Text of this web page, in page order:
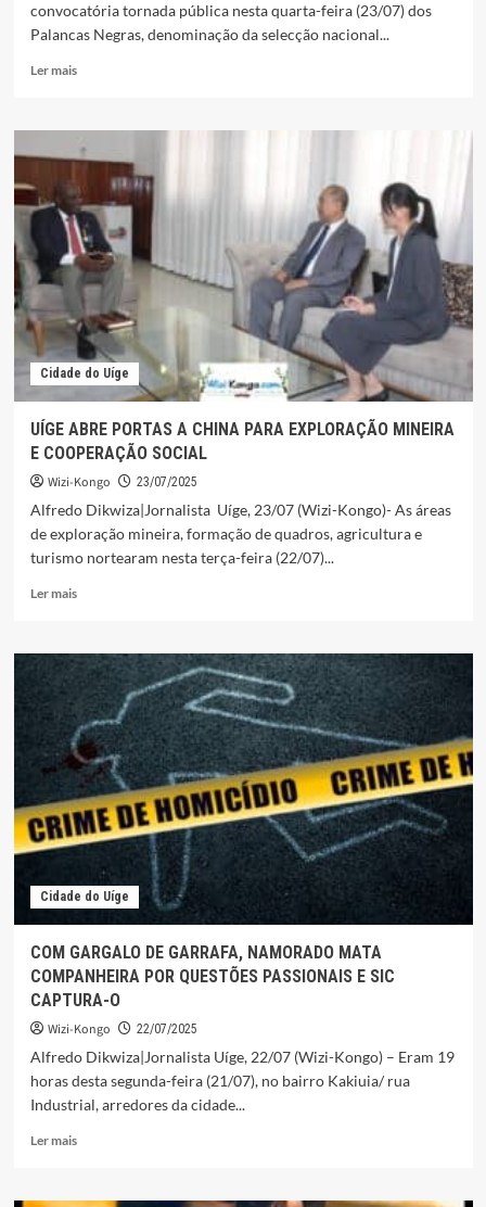
convocatória tornada pública nesta quarta-feira (23/07) dos
Palancas Negras, denominação da selecção nacional...
Ler maisLeia
“MAFUTA”,
AURA
UÍGE
NOS
RELVADOS
DO
CHAN
FRAGRÂNCIA
DO
CAFÉ
Cidade do Uíge
UÍGE ABRE PORTAS A CHINA PARA EXPLORAÇÃO MINEIRA
E COOPERAÇÃO SOCIAL
Wizi-Kongo 23/07/2025
Alfredo Dikwiza|Jornalista Uíge, 23/07 (Wizi-Kongo)- As áreas
de exploração mineira, formação de quadros, agricultura e
turismo nortearam nesta terça-feira (22/07)...
Ler maisLeia
UÍGE
ABRE
PORTAS
A
CHINA
PARA
EXPLORAÇÃO
MINEIRA
E
COOPERAÇÃO
Cidade do Uíge
COM GARGALO DE GARRAFA, NAMORADO MATA
COMPANHEIRA POR QUESTÕES PASSIONAIS E SIC
CAPTURA-O
Wizi-Kongo 22/07/2025
Alfredo Dikwiza|Jornalista Uíge, 22/07 (Wizi-Kongo) – Eram 19
horas desta segunda-feira (21/07), no bairro Kakiuia/ rua
Industrial, arredores da cidade...
Ler maisLeia
COM